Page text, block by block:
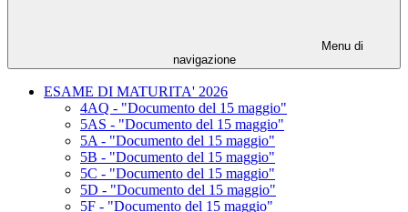
Menu di
navigazione
ESAME DI MATURITA' 2026
4AQ - "Documento del 15 maggio"
5AS - "Documento del 15 maggio"
5A - "Documento del 15 maggio"
5B - "Documento del 15 maggio"
5C - "Documento del 15 maggio"
5D - "Documento del 15 maggio"
5F - "Documento del 15 maggio"